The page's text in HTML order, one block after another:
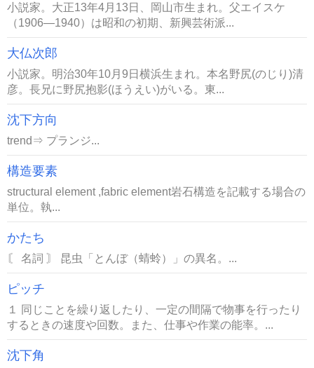
小説家。大正13年4月13日、岡山市生まれ。父エイスケ
（1906―1940）は昭和の初期、新興芸術派...
大仏次郎
小説家。明治30年10月9日横浜生まれ。本名野尻(のじり)清
彦。長兄に野尻抱影(ほうえい)がいる。東...
沈下方向
trend⇒ プランジ...
構造要素
structural element ,fabric element岩石構造を記載する場合の
単位。執...
かたち
〘 名詞 〙 昆虫「とんぼ（蜻蛉）」の異名。...
ピッチ
１ 同じことを繰り返したり、一定の間隔で物事を行ったり
するときの速度や回数。また、仕事や作業の能率。...
沈下角